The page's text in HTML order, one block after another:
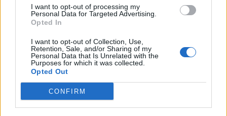
I want to opt-out of processing my
Personal Data for Targeted Advertising.
Opted In
I want to opt-out of Collection, Use,
Retention, Sale, and/or Sharing of my
Personal Data that Is Unrelated with the
Purposes for which it was collected.
Opted Out
CONFIRM
Arată rezultatele
Arhiva sondajelor